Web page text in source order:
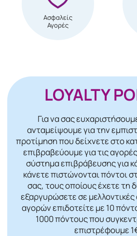
Ασφαλείς
Αγορές
LOYALTY
Για να σας
ανταμείψουμε για την
προτίμηση που δείχνετε στο
επιβραβεύουμε για τις
σύστημα επιβράβευσης για
κάνετε πιστώνονται πόντοι
σας, τους οποίους έχετε τη
εξαργυρώσετε σε
αγορών επιδοτείτε με 10
1000 πόντους που
επιστρέφουμε